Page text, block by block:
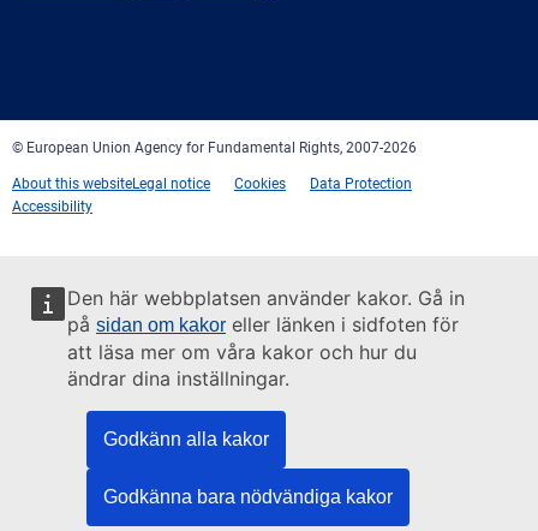
Den här webbplatsen använder kakor. Gå in
på sidan om kakor eller länken i sidfoten för
att läsa mer om våra kakor och hur du
ändrar dina inställningar.
Godkänn alla kakor
Godkänna bara nödvändiga kakor
© European Union Agency for Fundamental Rights, 2007-2026
About this websiteLegal notice Cookies
Data Protection
Accessibility